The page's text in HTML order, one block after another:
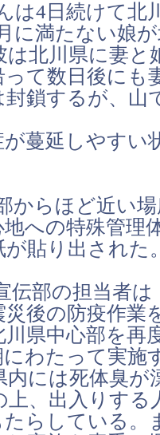
は4日続けて北
に満たない娘
北川県に妻と
て数日後にも
鎖するが、山
蔓延しやすい
からほど近い
への特殊管理
貼り出された
伝部の担当者
後の防疫作業
県中心部を再
にわたって実施
には死体臭が
、出入りする
らしている。